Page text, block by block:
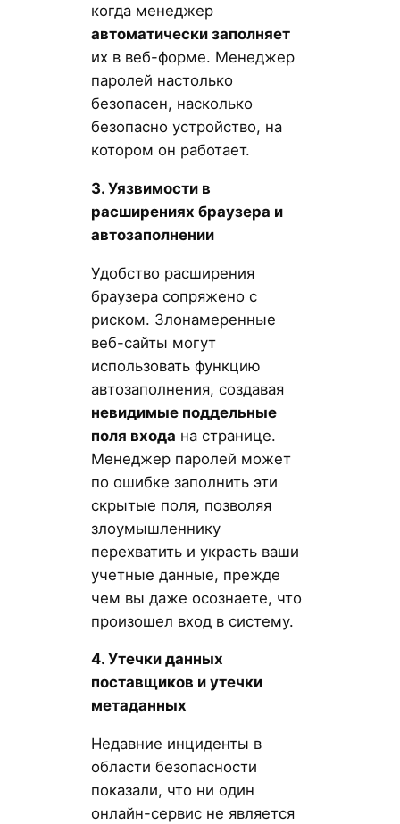
когда менеджер
автоматически заполняет
их в веб-форме. Менеджер
паролей настолько
безопасен, насколько
безопасно устройство, на
котором он работает.
3. Уязвимости в
расширениях браузера и
автозаполнении
Удобство расширения
браузера сопряжено с
риском. Злонамеренные
веб-сайты могут
использовать функцию
автозаполнения, создавая
невидимые поддельные
поля входа на странице.
Менеджер паролей может
по ошибке заполнить эти
скрытые поля, позволяя
злоумышленнику
перехватить и украсть ваши
учетные данные, прежде
чем вы даже осознаете, что
произошел вход в систему.
4. Утечки данных
поставщиков и утечки
метаданных
Недавние инциденты в
области безопасности
показали, что ни один
онлайн-сервис не является